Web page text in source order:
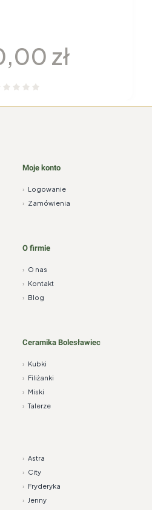
zł
Moje konto
› Logowanie
› Zamówienia
O firmie
› O nas
› Kontakt
› Blog
Ceramika Bolesławiec
› Kubki
› Filiżanki
› Miski
› Talerze
› Astra
› City
› Fryderyka
› Jenny